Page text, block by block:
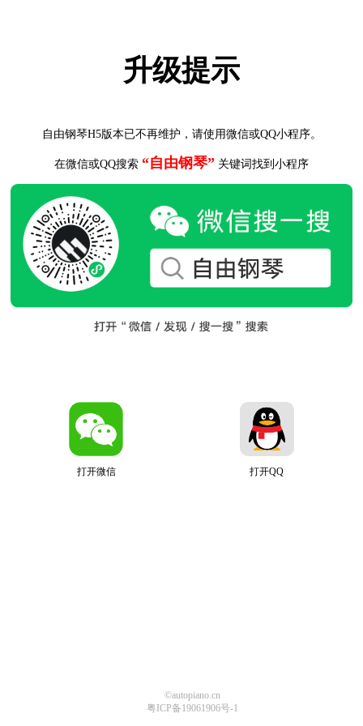
升级提示
自由钢琴H5版本已不再维护，请使用微信或QQ小程序。
在微信或QQ搜索 “自由钢琴” 关键词找到小程序
打开微信 打开QQ
©autopiano.cn
粤ICP备19061906号-1